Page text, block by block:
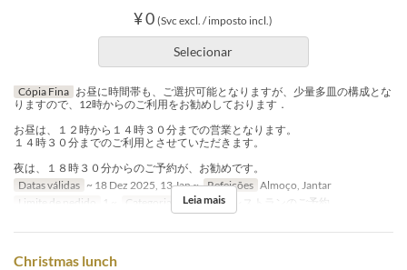
¥ 0 (Svc excl. / imposto incl.)
Selecionar
Cópia Fina お昼に時間帯も、ご選択可能となりますが、少量多皿の構成とな
りますので、12時からのご利用をお勧めしております．
お昼は、１２時から１４時３０分までの営業となります。
１４時３０分までのご利用とさせていただきます。
夜は、１８時３０分からのご予約が、お勧めです。
Datas válidas ~ 18 Dez 2025, 13 Jan ~ Refeições Almoço, Jantar
Limite de pedido
1 ~ Categoria de Assento レストランのご予約
Leia mais
Christmas lunch